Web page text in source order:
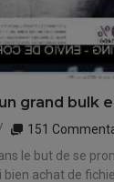
grand bulk
151
le but de se
achat de